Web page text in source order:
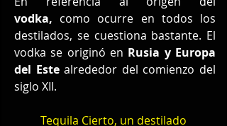
vodka, como ocurre en todos los
destilados, se cuestiona bastante. El
vodka se originó en Rusia y Europa
del Este alrededor del comienzo del
siglo XII.
Tequila Cierto, un destilado